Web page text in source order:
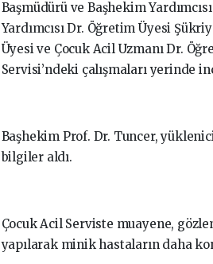
Başmüdürü ve Başhekim
Yardımcısı Dr. Öğretim Üyesi
Üyesi ve Çocuk Acil Uzmanı Dr.
Servisi’ndeki çalışmaları yerinde
Başhekim Prof. Dr. Tuncer,
bilgiler aldı.
Çocuk Acil Serviste muayene,
yapılarak minik hastaların daha